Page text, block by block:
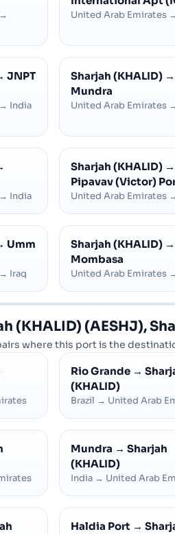
→
United Arab Emirates
JNPT
→ India
Sharjah (KHALID) →
Mundra
United Arab Emirates
→ India
Sharjah (KHALID) →
Pipavav (Victor)
United Arab Emirates
Umm
→ Iraq
Sharjah (KHALID) →
Mombasa
United Arab Emirates
(KHALID) (AESHJ),
where this port is the
Rio Grande →
(KHALID)
Brazil → United Arab
Mundra → Sharjah
(KHALID)
India → United Arab
Haldia Port →